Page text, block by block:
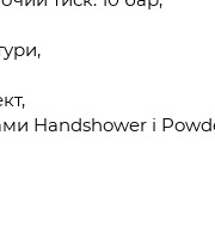
Handshower і